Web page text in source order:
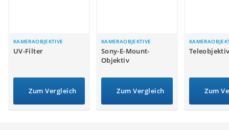
Acer Aspire
Service
KAMERAOBJEKTIVE
UV-Filter
Zum Vergleich
KAMERAOBJEKTIVE
Sony-E-Mount-
Objektiv
Zum Vergleich Zum